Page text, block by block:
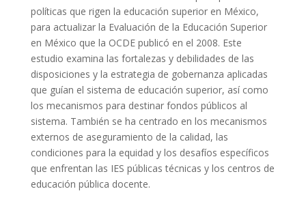
políticas que rigen la educación superior en México,
para actualizar la Evaluación de la Educación Superior
en México que la OCDE publicó en el 2008. Este
estudio examina las fortalezas y debilidades de las
disposiciones y la estrategia de gobernanza aplicadas
que guían el sistema de educación superior, así como
los mecanismos para destinar fondos públicos al
sistema. También se ha centrado en los mecanismos
externos de aseguramiento de la calidad, las
condiciones para la equidad y los desafíos específicos
que enfrentan las IES públicas técnicas y los centros de
educación pública docente.